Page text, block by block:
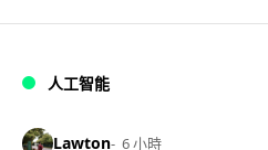
人工智能
Lawton 6 小時